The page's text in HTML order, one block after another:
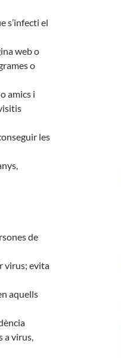
s’infecti el
web o
o
amics i
les
de
virus; evita
aquells
a virus,